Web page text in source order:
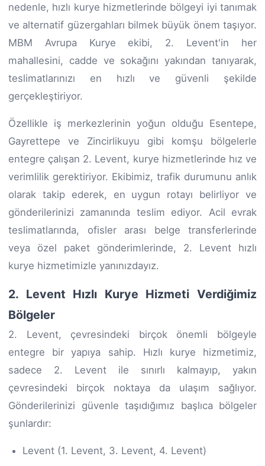
nedenle, hızlı kurye hizmetlerinde bölgeyi iyi tanımak
ve alternatif güzergahları bilmek büyük önem taşıyor.
MBM Avrupa Kurye ekibi, 2. Levent'in her
mahallesini, cadde ve sokağını yakından tanıyarak,
teslimatlarınızı en hızlı ve güvenli şekilde
gerçekleştiriyor.
Özellikle iş merkezlerinin yoğun olduğu Esentepe,
Gayrettepe ve Zincirlikuyu gibi komşu bölgelerle
entegre çalışan 2. Levent, kurye hizmetlerinde hız ve
verimlilik gerektiriyor. Ekibimiz, trafik durumunu anlık
olarak takip ederek, en uygun rotayı belirliyor ve
gönderilerinizi zamanında teslim ediyor. Acil evrak
teslimatlarında, ofisler arası belge transferlerinde
veya özel paket gönderimlerinde, 2. Levent hızlı
kurye hizmetimizle yanınızdayız.
2. Levent Hızlı Kurye Hizmeti Verdiğimiz
Bölgeler
2. Levent, çevresindeki birçok önemli bölgeyle
entegre bir yapıya sahip. Hızlı kurye hizmetimiz,
sadece 2. Levent ile sınırlı kalmayıp, yakın
çevresindeki birçok noktaya da ulaşım sağlıyor.
Gönderilerinizi güvenle taşıdığımız başlıca bölgeler
şunlardır:
Levent (1. Levent, 3. Levent, 4. Levent)